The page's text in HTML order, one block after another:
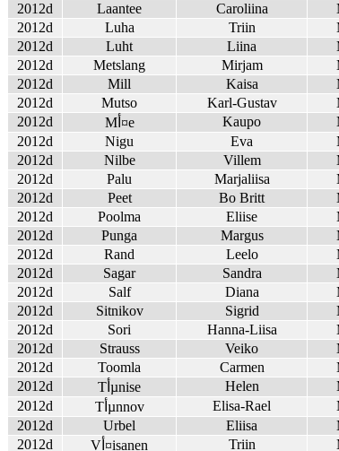
2012d
Laantee Caroliina
2012d
Luha Triin
2012d
Luht Liina
2012d
Metslang Mirjam
2012d
Mill Kaisa
2012d
Mutso Karl-Gustav
2012d
Mأ¤e Kaupo
2012d
Nigu Eva
2012d
Nilbe Villem
2012d
Palu Marjaliisa
2012d
Peet Bo Britt
2012d
Poolma Eliise
2012d
Punga Margus
2012d
Rand Leelo
2012d
Sagar Sandra
2012d
Salf Diana
2012d
Sitnikov Sigrid
2012d
Sori Hanna-Liisa
2012d
Strauss Veiko
2012d
Toomla Carmen
2012d
Tأµnise Helen
2012d
Tأµnnov Elisa-Rael
2012d
Urbel Eliisa
2012d
Vأ¤isanen Triin